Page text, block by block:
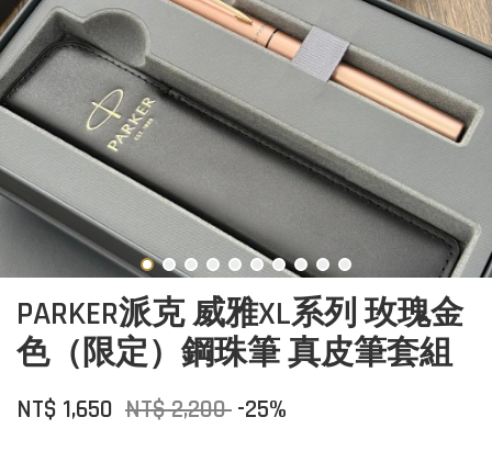
PARKER派克 威雅XL系列 玫瑰金
色（限定）鋼珠筆 真皮筆套組
NT$ 1,650 NT$ 2,200 -25%